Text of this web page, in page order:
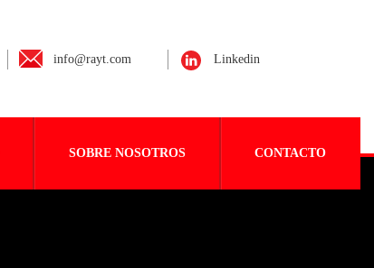
info@rayt.com Linkedin
SOBRE NOSOTROS CONTACTO